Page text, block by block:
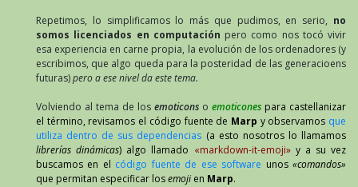
Repetimos, lo simplificamos lo más que pudimos, en serio, no
somos licenciados en computación pero como nos tocó vivir
esa experiencia en carne propia, la evolución de los ordenadores (y
escribimos, que algo queda para la posteridad de las generacioens
futuras)pero a ese nivel da este tema.
Volviendo al tema de los emoticons o emoticones para castellanizar
el término, revisamos el código fuente de Marp y observamos que
utiliza dentro de sus dependencias (a esto nosotros lo llamamos
librerías dinámicas) algo llamado «markdown-it-emoji» y a su vez
buscamos en el código fuente de ese software unos«comandos»
que permitan especificar losemoji en Marp.